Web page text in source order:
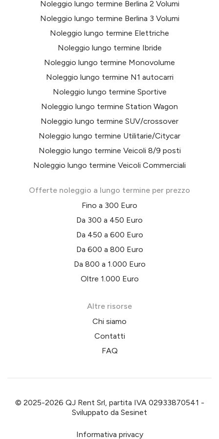
Noleggio lungo termine Berlina 2 Volumi
Noleggio lungo termine Berlina 3 Volumi
Noleggio lungo termine Elettriche
Noleggio lungo termine Ibride
Noleggio lungo termine Monovolume
Noleggio lungo termine N1 autocarri
Noleggio lungo termine Sportive
Noleggio lungo termine Station Wagon
Noleggio lungo termine SUV/crossover
Noleggio lungo termine Utilitarie/Citycar
Noleggio lungo termine Veicoli 8/9 posti
Noleggio lungo termine Veicoli Commerciali
Offerte noleggio a lungo termine per prezzo
Fino a 300 Euro
Da 300 a 450 Euro
Da 450 a 600 Euro
Da 600 a 800 Euro
Da 800 a 1.000 Euro
Oltre 1.000 Euro
Altre risorse
Chi siamo
Contatti
FAQ
© 2025-2026 QJ Rent Srl, partita IVA 02933870541 -
Sviluppato da Sesinet
Informativa privacy